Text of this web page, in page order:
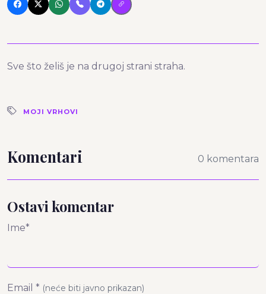
Sve što želiš je na drugoj strani straha.
MOJI VRHOVI
Komentari 0 komentara
Ostavi komentar
Ime*
Email * (neće biti javno prikazan)